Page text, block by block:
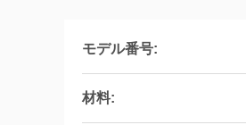
モデル番号:
材料: